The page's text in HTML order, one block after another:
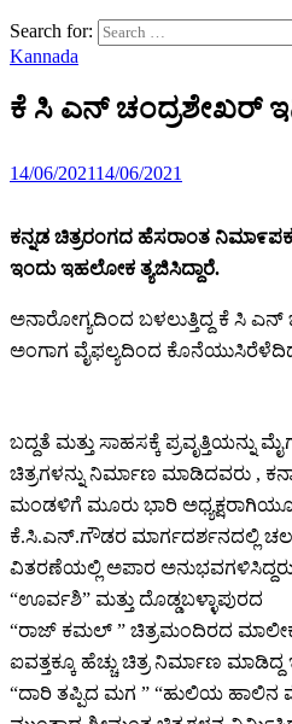
Search for:
Kannada
ಕೆ ಸಿ ಎನ್ ಚಂದ್ರಶೇಖರ್
14/06/202114/06/2021
ಕನ್ನಡ ಚಿತ್ರರಂಗದ ಹೆಸರಾಂತ
ಇಂದು ಇಹಲೋಕ ತ್ಯಜಿಸಿದ್ದಾರೆ.
ಅನಾರೋಗ್ಯದಿಂದ ಬಳಲುತ್ತಿದ್ದ ಕೆ ಸಿ
ಅಂಗಾಗ ವೈಫಲ್ಯದಿಂದ
ಬದ್ದತೆ ಮತ್ತು ಸಾಹಸಕ್ಕೆ ಪ್ರವೃತ್ತಿಯನ್ನು
ಚಿತ್ರಗಳನ್ನು ನಿರ್ಮಾಣ ಮಾಡಿದವರು ,
ಮಂಡಳಿಗೆ ಮೂರು ಭಾರಿ
ಕೆ.ಸಿ.ಎನ್.ಗೌಡರ ಮಾರ್ಗದರ್ಶನದಲ್ಲಿ
ವಿತರಣೆಯಲ್ಲಿ ಅಪಾರ
“ಊರ್ವಶಿ” ಮತ್ತು ದೊಡ್ಡಬಳ್ಳಾಪುರದ
“ರಾಜ್ ಕಮಲ್ ” ಚಿತ್ರಮಂದಿರದ
ಐವತ್ತಕ್ಕೂ ಹೆಚ್ಚು ಚಿತ್ರ ನಿರ್ಮಾಣ ಮಾಡಿದ್ದ
“ದಾರಿ ತಪ್ಪಿದ ಮಗ ” “ಹುಲಿಯ ಹಾಲಿನ